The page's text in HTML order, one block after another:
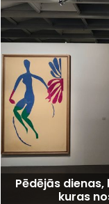
Pēdējās
kuras